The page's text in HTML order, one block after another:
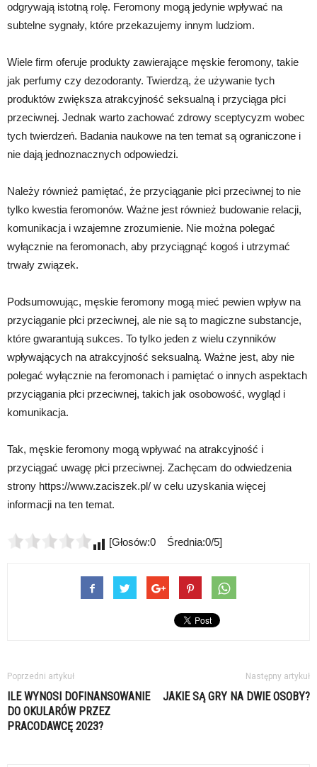
odgrywają istotną rolę. Feromony mogą jedynie wpływać na
subtelne sygnały, które przekazujemy innym ludziom.
Wiele firm oferuje produkty zawierające męskie feromony, takie
jak perfumy czy dezodoranty. Twierdzą, że używanie tych
produktów zwiększa atrakcyjność seksualną i przyciąga płci
przeciwnej. Jednak warto zachować zdrowy sceptycyzm wobec
tych twierdzeń. Badania naukowe na ten temat są ograniczone i
nie dają jednoznacznych odpowiedzi.
Należy również pamiętać, że przyciąganie płci przeciwnej to nie
tylko kwestia feromonów. Ważne jest również budowanie relacji,
komunikacja i wzajemne zrozumienie. Nie można polegać
wyłącznie na feromonach, aby przyciągnąć kogoś i utrzymać
trwały związek.
Podsumowując, męskie feromony mogą mieć pewien wpływ na
przyciąganie płci przeciwnej, ale nie są to magiczne substancje,
które gwarantują sukces. To tylko jeden z wielu czynników
wpływających na atrakcyjność seksualną. Ważne jest, aby nie
polegać wyłącznie na feromonach i pamiętać o innych aspektach
przyciągania płci przeciwnej, takich jak osobowość, wygląd i
komunikacja.
Tak, męskie feromony mogą wpływać na atrakcyjność i
przyciągać uwagę płci przeciwnej. Zachęcam do odwiedzenia
strony https://www.zaciszek.pl/ w celu uzyskania więcej
informacji na ten temat.
[Głosów:0 Średnia:0/5]
Poprzedni artykuł
ILE WYNOSI DOFINANSOWANIE
DO OKULARÓW PRZEZ
PRACODAWCĘ 2023?
Następny artykuł
JAKIE SĄ GRY NA DWIE OSOBY?